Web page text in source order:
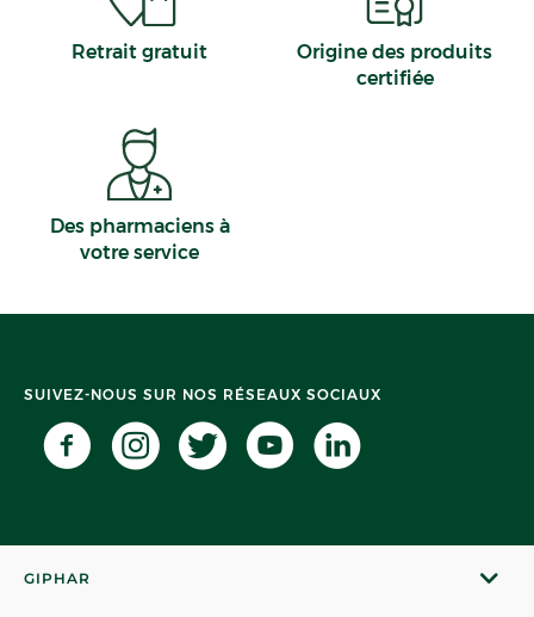
Retrait gratuit
Origine des produits
certifiée
Des pharmaciens à
votre service
SUIVEZ-NOUS SUR NOS RÉSEAUX SOCIAUX
GIPHAR